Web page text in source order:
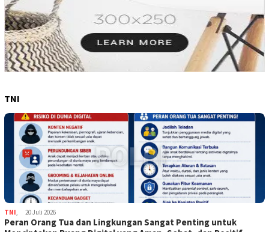
TNI
TNI, 20 Juli 2026
Peran Orang Tua dan Lingkungan Sangat Penting untuk